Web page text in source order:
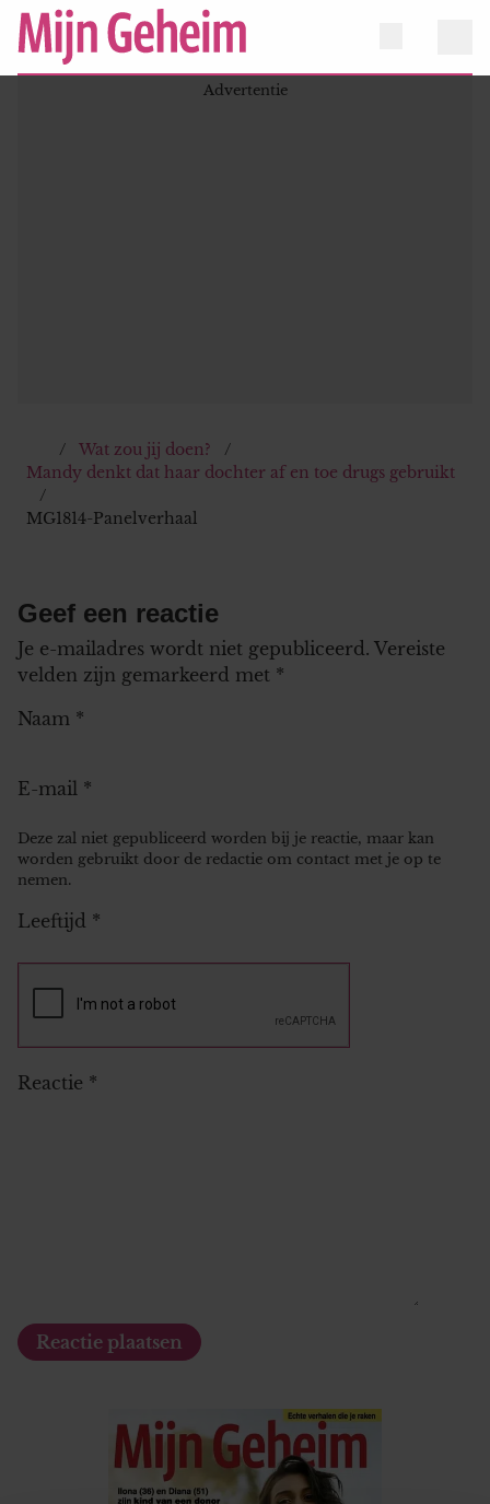
Wat zou jij doen?
Mandy denkt dat haar dochter af en toe drugs gebruikt
MG1814-Panelverhaal
Geef een reactie
Je e-mailadres wordt niet gepubliceerd. Vereiste
velden zijn gemarkeerd met *
Naam *
E-mail *
Deze zal niet gepubliceerd worden bij je reactie, maar kan
worden gebruikt door de redactie om contact met je op te
nemen.
Leeftijd *
Reactie *